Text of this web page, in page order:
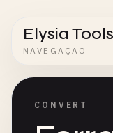
Elysia Tools
NAVEGAÇÃO
CONVERT